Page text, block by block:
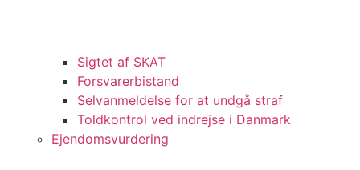
Sigtet af SKAT
Forsvarerbistand
Selvanmeldelse for at undgå straf
Toldkontrol ved indrejse i Danmark
Ejendomsvurdering